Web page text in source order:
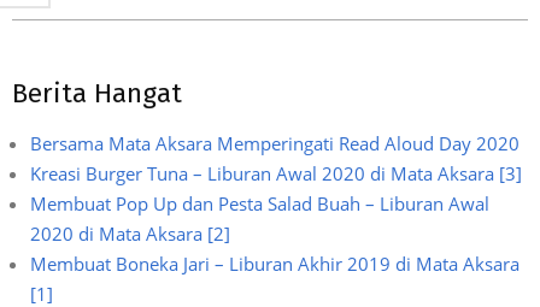
15
Berita Hangat
Bersama Mata Aksara Memperingati Read Aloud Day 2020
Kreasi Burger Tuna – Liburan Awal 2020 di Mata Aksara [3]
Membuat Pop Up dan Pesta Salad Buah – Liburan Awal
2020 di Mata Aksara [2]
Membuat Boneka Jari – Liburan Akhir 2019 di Mata Aksara
[1]